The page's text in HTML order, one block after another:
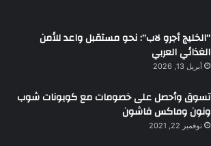
“الخليج أجرو لاب”: نحو مستقبل واعد للأمن
الغذائي العربي
أبريل 13, 2026
تسوق وأحصل على خصومات مع كوبونات شوب
ونون وماكس فاشون
نوفمبر 22, 2021